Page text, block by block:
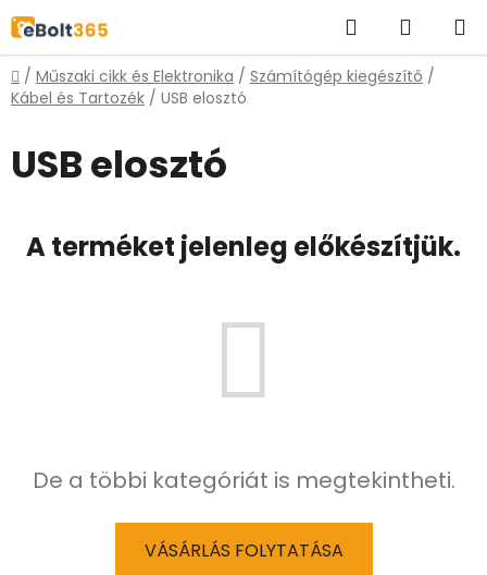
Ugrás
fő
tartalomhoz
KeresésKOSÁR
Kezdőlap
/ Műszaki cikk és Elektronika / Számítógép kiegészítő /
Kábel és Tartozék / USB elosztó
USB elosztó
A terméket jelenleg előkészítjük.
De a többi kategóriát is megtekintheti.
VÁSÁRLÁS FOLYTATÁSA